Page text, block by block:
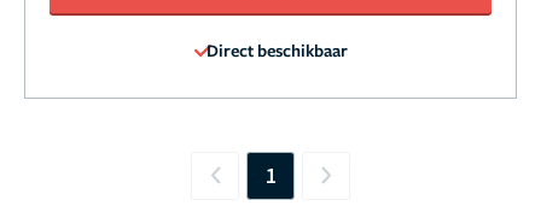
Direct beschikbaar
Previous
1 Next